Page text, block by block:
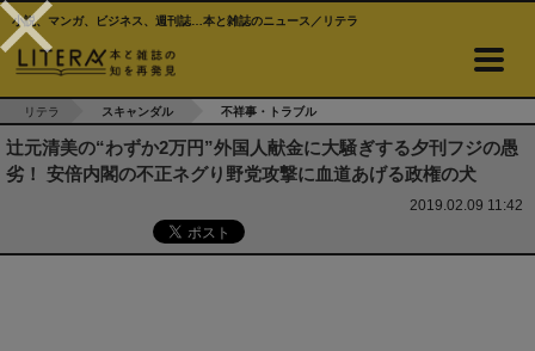
小説、マンガ、ビジネス、週刊誌…本と雑誌のニュース／リテラ
リテラ スキャンダル 不祥事・トラブル
辻元清美の“わずか2万円”外国人献金に大騒ぎする夕刊フジの愚
劣！ 安倍内閣の不正ネグり野党攻撃に血道あげる政権の犬
2019.02.09 11:42